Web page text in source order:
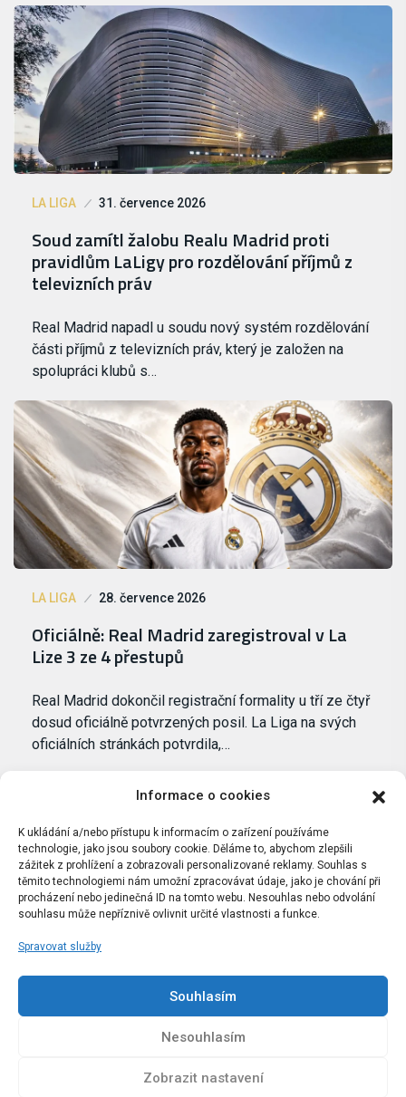
Informace o cookies
K ukládání a/nebo přístupu k informacím o zařízení používáme
technologie, jako jsou soubory cookie. Děláme to, abychom zlepšili
zážitek z prohlížení a zobrazovali personalizované reklamy. Souhlas s
těmito technologiemi nám umožní zpracovávat údaje, jako je chování při
procházení nebo jedinečná ID na tomto webu. Nesouhlas nebo odvolání
souhlasu může nepříznivě ovlivnit určité vlastnosti a funkce.
Spravovat služby
Souhlasím
Nesouhlasím
Zobrazit nastavení
LA LIGA 31. července 2026
Soud zamítl žalobu Realu Madrid proti
pravidlům LaLigy pro rozdělování příjmů z
televizních práv
Real Madrid napadl u soudu nový systém rozdělování
části příjmů z televizních práv, který je založen na
spolupráci klubů s…
LA LIGA 28. července 2026
Oficiálně: Real Madrid zaregistroval v La
Lize 3 ze 4 přestupů
Real Madrid dokončil registrační formality u tří ze čtyř
dosud oficiálně potvrzených posil. La Liga na svých
oficiálních stránkách potvrdila,…